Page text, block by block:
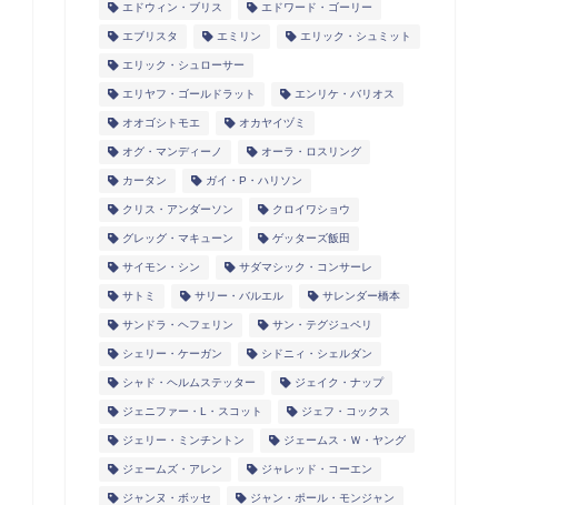
エドウィン・ブリス エドワード・ゴーリー
エブリスタ エミリン エリック・シュミット
エリック・シュローサー
エリヤフ・ゴールドラット エンリケ・バリオス
オオゴシトモエ オカヤイヅミ
オグ・マンディーノ オーラ・ロスリング
カータン ガイ・P・ハリソン
クリス・アンダーソン クロイワショウ
グレッグ・マキューン ゲッターズ飯田
サイモン・シン サダマシック・コンサーレ
サトミ サリー・バルエル サレンダー橋本
サンドラ・ヘフェリン サン・テグジュペリ
シェリー・ケーガン シドニィ・シェルダン
シャド・ヘルムステッター ジェイク・ナップ
ジェニファー・L・スコット ジェフ・コックス
ジェリー・ミンチントン ジェームス・Ｗ・ヤング
ジェームズ・アレン ジャレッド・コーエン
ジャンヌ・ボッセ ジャン・ポール・モンジャン